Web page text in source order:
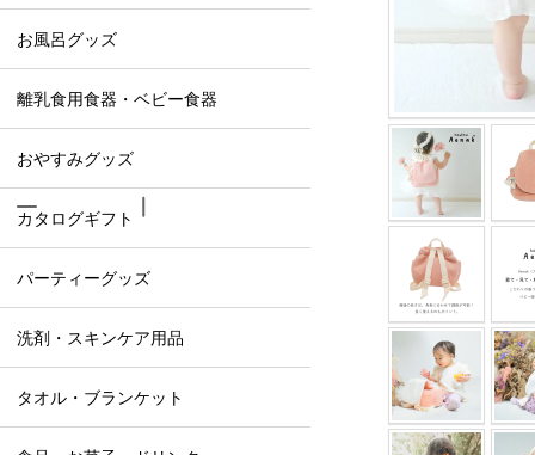
お風呂グッズ
離乳食用食器・ベビー食器
おやすみグッズ
カタログギフト
パーティーグッズ
洗剤・スキンケア用品
タオル・ブランケット